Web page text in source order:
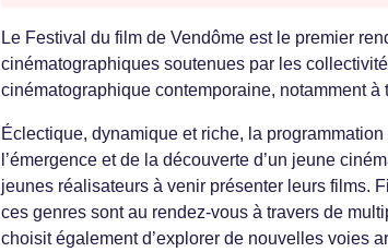
Le Festival du film de Vendôme est le premier
cinématographiques soutenues par les
cinématographique contemporaine, notamment à
Éclectique, dynamique et riche, la
l’émergence et de la découverte d’un jeune
jeunes réalisateurs à venir présenter leurs films.
ces genres sont au rendez-vous à travers de
choisit également d’explorer de nouvelles voies